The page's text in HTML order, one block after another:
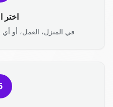
اختر
في المنزل، العمل، أو